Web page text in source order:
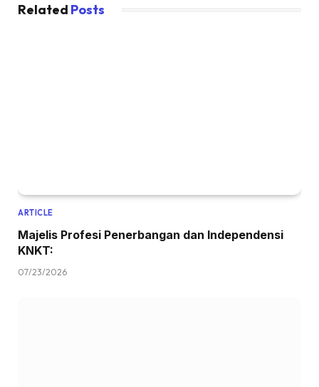
Related Posts
ARTICLE
Majelis Profesi Penerbangan dan Independensi
KNKT:
07/23/2026